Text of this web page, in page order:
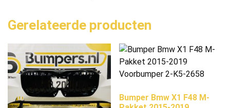
Gerelateerde producten
Bumper Bmw X1 F48 M-